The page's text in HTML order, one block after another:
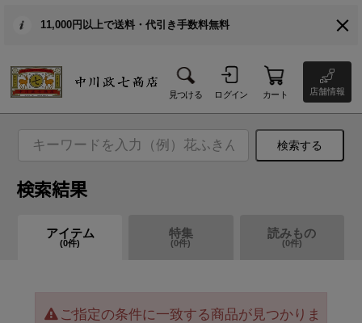
11,000円以上で送料・代引き手数料無料
見つける ログイン カート 店舗情報
検索する
検索結果
アイテム
(0件)
特集
(0件)
読みもの
(0件)
ご指定の条件に一致する商品が見つかりま